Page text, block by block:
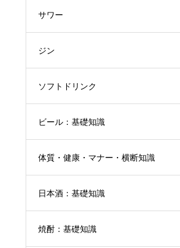
サワー
ジン
ソフトドリンク
ビール：基礎知識
体質・健康・マナー・横断知識
日本酒：基礎知識
焼酎：基礎知識